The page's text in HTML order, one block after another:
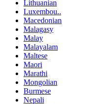
Lithuanian
Luxembou..
Macedonian
Malagasy
Malay
Malayalam
Maltese
Maori
Marathi
Mongolian
Burmese
Nepali